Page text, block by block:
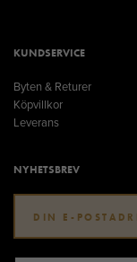
KUNDSERVICE
Byten & Returer
Köpvillkor
Leverans
NYHETSBREV